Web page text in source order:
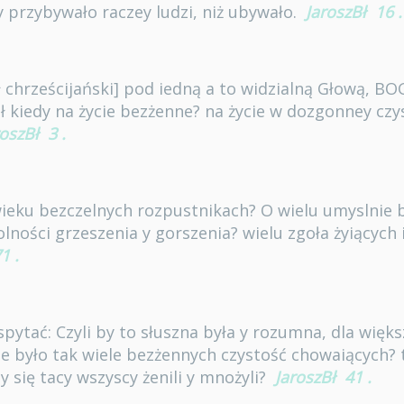
przybywało raczey ludzi, niż ubywało. JaroszBł 16 .
chrześcijański] pod iedną a to widzialną Głową,
kiedy na życie bezżenne? na życie w dozgonney
3 .
bezczelnych rozpustnikach? O wielu umyslnie
grzeszenia y gorszenia? wielu zgoła
.
Czyli by to słuszna była y rozumna, dla
było tak wiele bezżennych czystość
się tacy wszyscy żenili y mnożyli? JaroszBł 41 .